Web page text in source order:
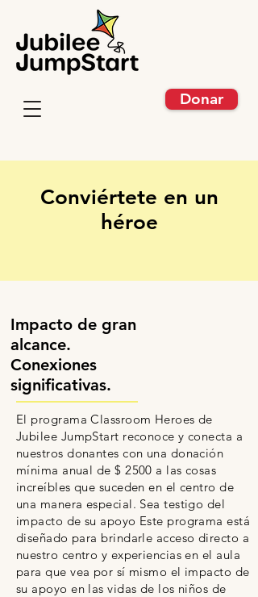
Donar
Conviértete en un
héroe
Impacto de gran
alcance.
Conexiones
significativas.
El programa Classroom Heroes de
Jubilee JumpStart reconoce y conecta a
nuestros donantes con una donación
mínima anual de $ 2500 a las cosas
increíbles que suceden en el centro de
una manera especial. Sea testigo del
impacto de su apoyo Este programa está
diseñado para brindarle acceso directo a
nuestro centro y experiencias en el aula
para que vea por sí mismo el impacto de
su apoyo en las vidas de los niños de